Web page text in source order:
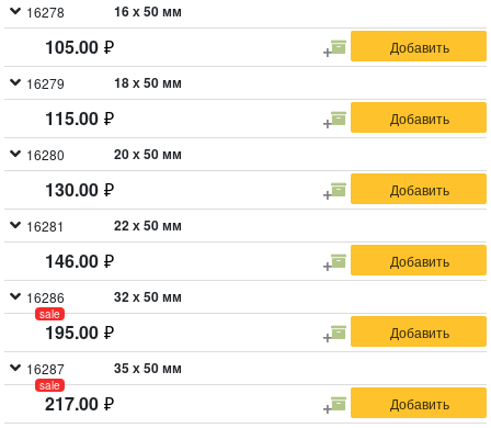
16278 16 х 50 мм
105.00
16279 18 х 50 мм
115.00
16280 20 х 50 мм
130.00
16281 22 х 50 мм
146.00
16286
sale
32 х 50 мм
195.00
16287
sale
35 х 50 мм
217.00